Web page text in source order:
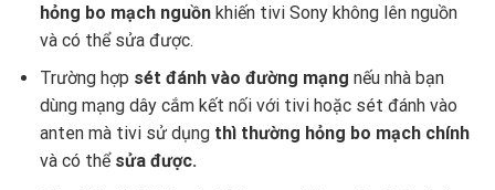
hỏng bo mạch nguồnkhiến tivi Sony không lên nguồn
và có thể sửa được.
Trường hợp sét đánh vào đường mạng nếu nhà bạn
dùng mạng dây cắm kết nối với tivi hoặc sét đánh vào
anten mà tivi sử dụng thì thường hỏng bo mạch chính
và có thể sửa được.